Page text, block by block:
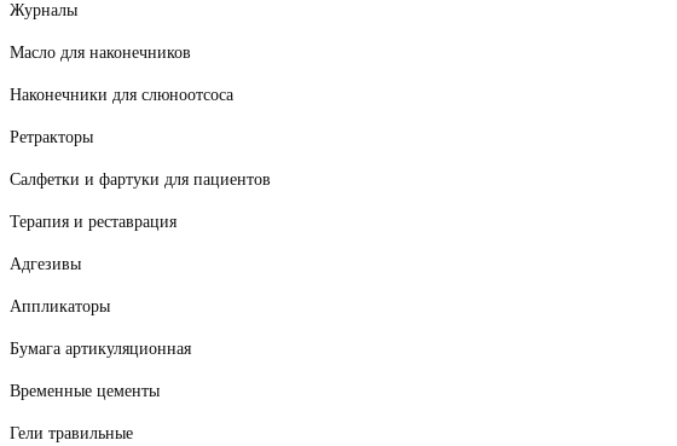
Журналы
Масло для наконечников
Наконечники для слюноотсоса
Ретракторы
Салфетки и фартуки для пациентов
Терапия и реставрация
Адгезивы
Аппликаторы
Бумага артикуляционная
Временные цементы
Гели травильные